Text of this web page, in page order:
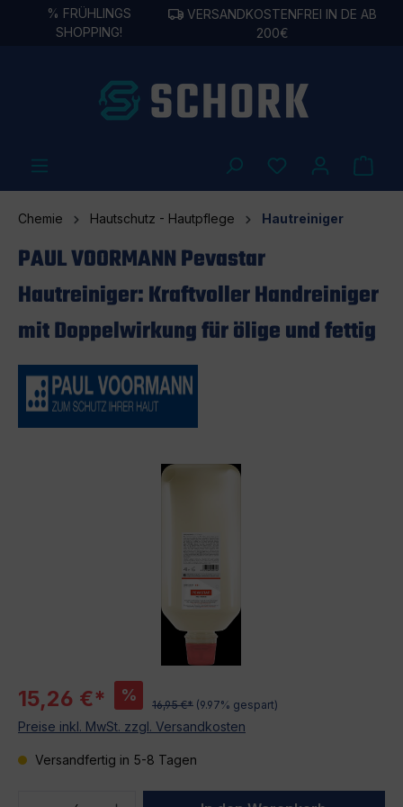
springen
% FRÜHLINGS
SHOPPING!
VERSANDKOSTENFREI IN DE AB
200€
Chemie Hautschutz - Hautpflege Hautreiniger
PAUL VOORMANN Pevastar
Hautreiniger: Kraftvoller Handreiniger
mit Doppelwirkung für ölige und fettig
Bildergalerie überspringen
15,26 €* %
16,95 €* (9.97% gespart)
Preise inkl. MwSt. zzgl. Versandkosten
Versandfertig in 5-8 Tagen